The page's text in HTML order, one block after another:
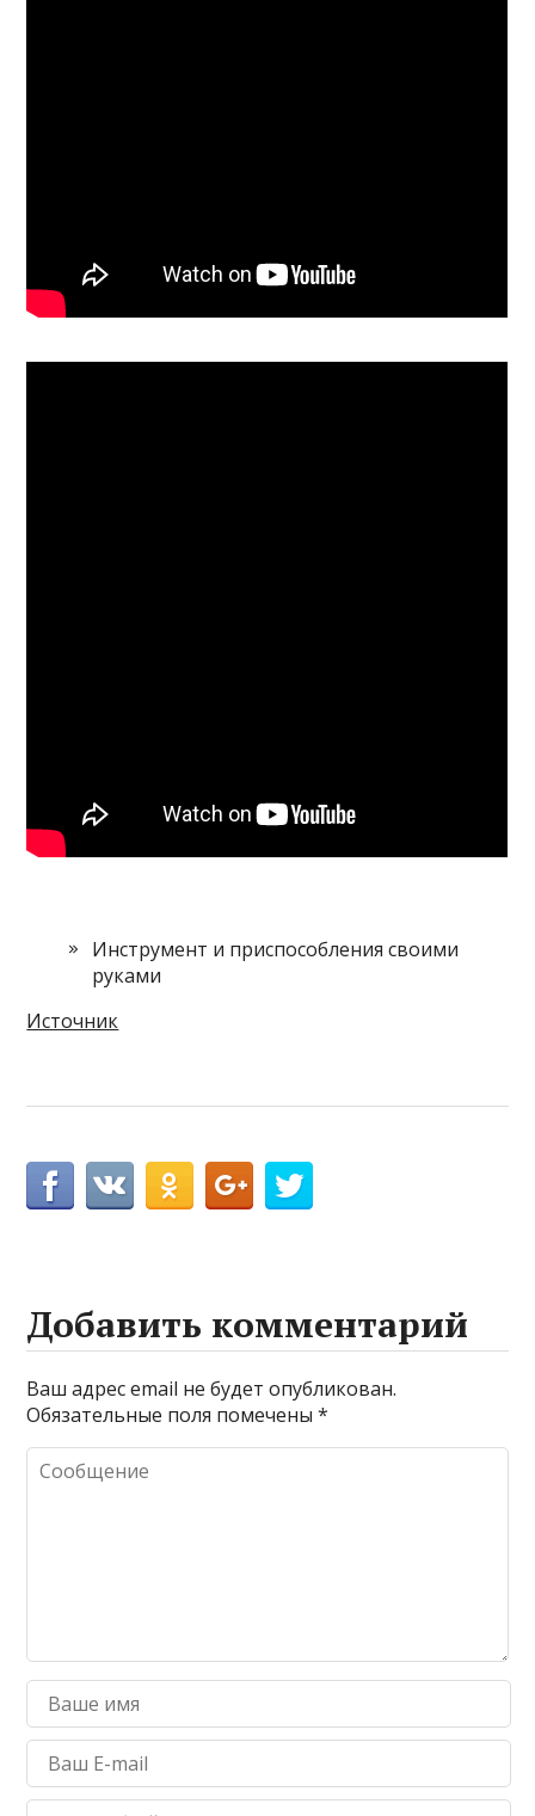
Инструмент и приспособления своими
руками
Источник
Добавить комментарий
Ваш адрес email не будет опубликован.
Обязательные поля помечены*